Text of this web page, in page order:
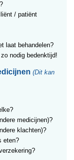
/ patiënt
laat behandelen?
nodig bedenktijd!
(Dit kan
medicijnen)?
klachten)?
eten?